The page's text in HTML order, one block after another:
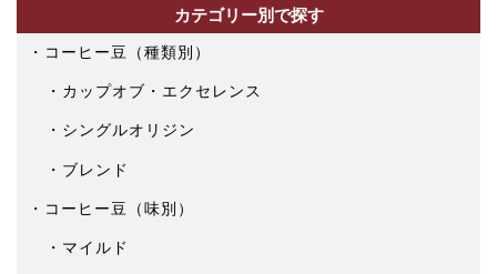
カテゴリー別で探す
コーヒー豆（種類別）
カップオブ・エクセレンス
シングルオリジン
ブレンド
コーヒー豆（味別）
マイルド